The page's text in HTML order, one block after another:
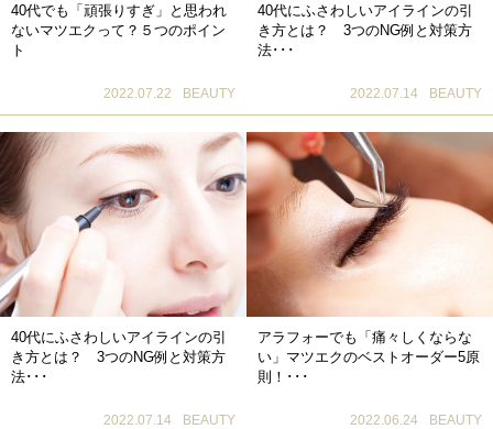
40代でも「頑張りすぎ」と思われ
ないマツエクって？５つのポイン
ト
2022.07.22 BEAUTY
40代にふさわしいアイラインの引
き方とは？ 3つのNG例と対策方
法･･･
2022.07.14 BEAUTY
40代にふさわしいアイラインの引
き方とは？ 3つのNG例と対策方
法･･･
2022.07.14 BEAUTY
アラフォーでも「痛々しくならな
い」マツエクのベストオーダー5原
則！･･･
2022.06.24 BEAUTY